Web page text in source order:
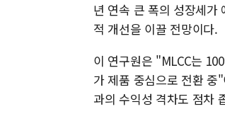
년 연속 큰 폭의 성장세가
적 개선을 이끌 전망이다.
이 연구원은 "MLCC는
가 제품 중심으로 전환
과의 수익성 격차도 점차